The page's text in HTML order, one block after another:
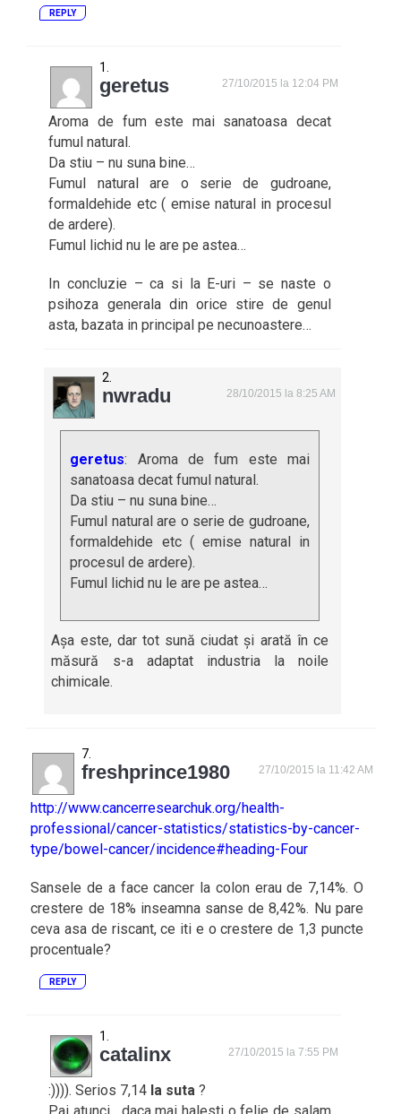
REPLY
geretus 27/10/2015 la 12:04 PM
Aroma de fum este mai sanatoasa decat
fumul natural.
Da stiu – nu suna bine…
Fumul natural are o serie de gudroane,
formaldehide etc ( emise natural in procesul
de ardere).
Fumul lichid nu le are pe astea…
In concluzie – ca si la E-uri – se naste o
psihoza generala din orice stire de genul
asta, bazata in principal pe necunoastere…
nwradu 28/10/2015 la 8:25 AM
geretus: Aroma de fum este mai
sanatoasa decat fumul natural.
Da stiu – nu suna bine…
Fumul natural are o serie de gudroane,
formaldehide etc ( emise natural in
procesul de ardere).
Fumul lichid nu le are pe astea…
Așa este, dar tot sună ciudat și arată în ce
măsură s-a adaptat industria la noile
chimicale.
freshprince1980 27/10/2015 la 11:42 AM
http://www.cancerresearchuk.org/health-
professional/cancer-statistics/statistics-by-cancer-
type/bowel-cancer/incidence#heading-Four
Sansele de a face cancer la colon erau de 7,14%. O
crestere de 18% inseamna sanse de 8,42%. Nu pare
ceva asa de riscant, ce iti e o crestere de 1,3 puncte
procentuale?
REPLY
catalinx 27/10/2015 la 7:55 PM
:)))). Serios 7,14 la suta?
Pai atunci , daca mai halesti o felie de salam